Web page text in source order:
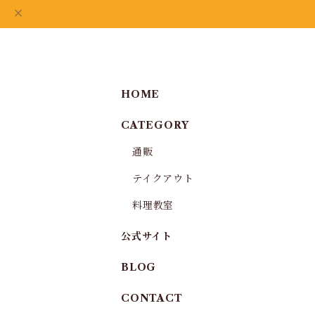
HOME
CATEGORY
通販
テイクアウト
料理教室
公式サイト
BLOG
CONTACT